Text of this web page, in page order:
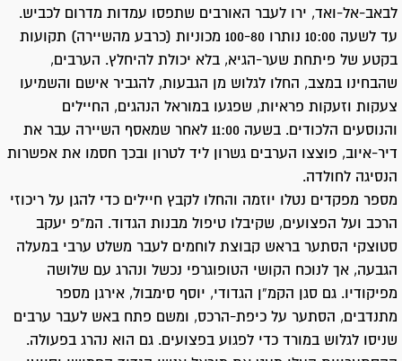
לבאב-אל-ואד, ירו לעבר האורבים שתפסו עמדות מדרום לכביש.
עד לשעה 10:00 נותרו 100-80 מכוניות (כרבע מהשיירה) תקועות
בקטע של פיתחת שער-הגיא, בלא יכולת להיחלץ. הערבים,
שהבחינו במצב, החלו לגלוש מן הגבעות, להגביר אישם והשמיעו
צעקות וזעקות פראיות, שפגעו במוראל הנהגים, החיילים
והנוסעים הלכודים. בשעה 11:00 לאחר שמאסף השיירה עבר את
דיר-איוב, פוצצו הערבים גשרון ליד לטרון ובכך חסמו את אפשרות
הנסיגה לחולדה.
מספר מפקדים נטלו יוזמה והחלו לקבץ חיילים כדי להגן על ריכוזי
הרכב ועל הפצועים, שקיבלו טיפול מבנות הגדוד. המ"פ יעקב
סטוצקי הסתער בראש קבוצת לוחמים לעבר משלט ערבי במעלה
הגבעה, אך לנוכח הקושי הטופוגרפי נכשל ונהרג עם שלושה
מפיקודיו. גם סגן הקמ”ן הגדודי, יוסף סימבול, אירגן מספר
מתנדבים, הסתער על כיפת-הרכס, ומשם פתח באש לעבר ערבים
שניסו לגלוש במורד כדי לפגוע בפצועים. גם הוא נהרג בפעולה.